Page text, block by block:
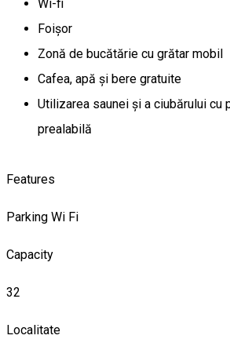
Wi-fi
Foișor
Zonă de bucătărie cu grătar mobil
Cafea, apă și bere gratuite
Utilizarea saunei și a ciubărului cu
prealabilă
Features
Parking Wi Fi
Capacity
32
Localitate